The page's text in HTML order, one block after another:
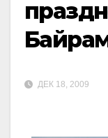
ДЕК 18, 2009